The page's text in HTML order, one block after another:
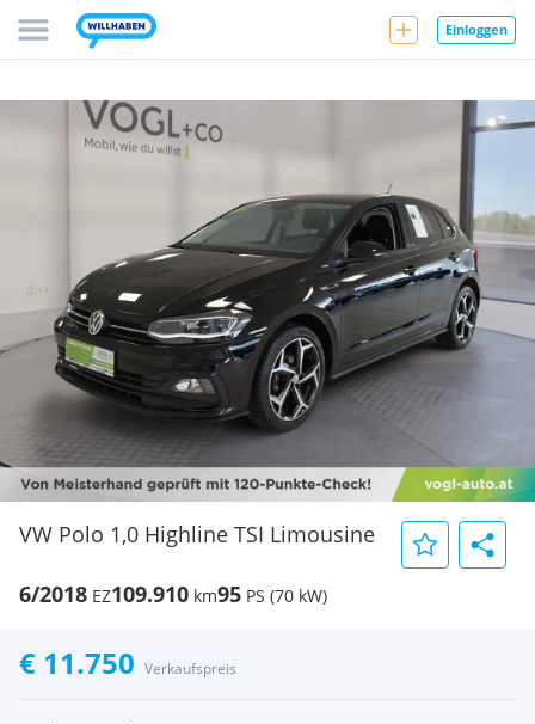
Einloggen
VW Polo 1,0 Highline TSI Limousine
6/2018 EZ109.910 km95 PS (70 kW)
€ 11.750 Verkaufspreis